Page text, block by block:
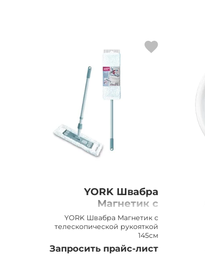
YORK Швабра
Магнетик с
телескопической
рукояткой 145см
YORK Швабра Магнетик с
телескопической рукояткой
145см
Запросить прайс-лист